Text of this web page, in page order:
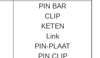
PIN BAR
CLIP
KETEN
Link
PIN-PLAAT
PIN CLIP